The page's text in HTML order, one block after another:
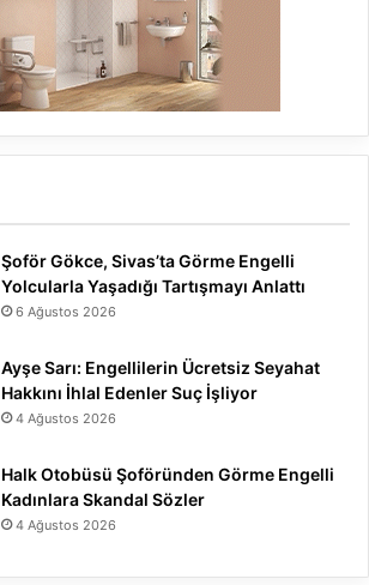
Şoför Gökce, Sivas’ta Görme Engelli
Yolcularla Yaşadığı Tartışmayı Anlattı
6 Ağustos 2026
Ayşe Sarı: Engellilerin Ücretsiz Seyahat
Hakkını İhlal Edenler Suç İşliyor
4 Ağustos 2026
Halk Otobüsü Şoföründen Görme Engelli
Kadınlara Skandal Sözler
4 Ağustos 2026